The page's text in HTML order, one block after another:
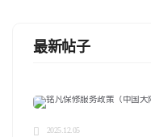
最新帖子
2025.12.05